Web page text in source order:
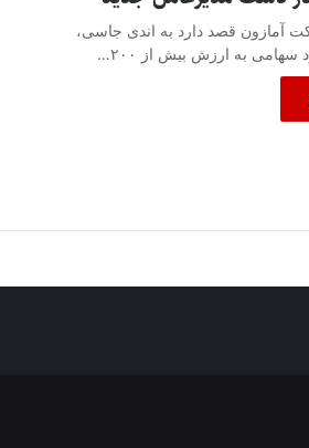
آمازون قصد دارد به اندی جاسی،
به ارزش بیش از ۲۰۰…